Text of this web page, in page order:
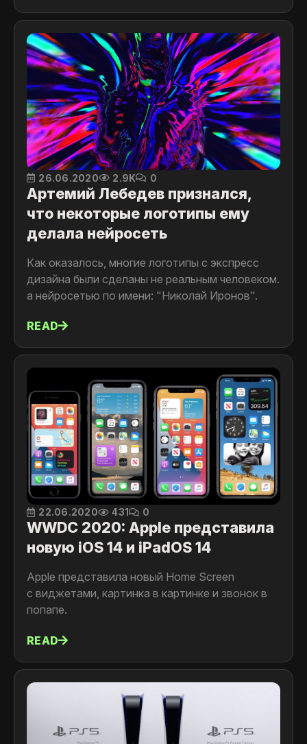
26.06.2020 2.9K 0
Артемий Лебедев признался,
что некоторые логотипы ему
делала нейросеть
Как оказалось, многие логотипы с экспресс
дизайна были сделаны не реальным человеком.
а нейросетью по имени: "Николай Иронов".
READ
22.06.2020 431 0
WWDC 2020: Apple представила
новую iOS 14 и iPadOS 14
Apple представила новый Home Screen
с виджетами, картинка в картинке и звонок в
попапе.
READ